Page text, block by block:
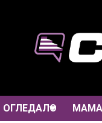
ОГЛЕДАЛО